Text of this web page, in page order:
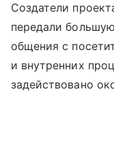
Создатели
передали
общения с
и внутренних
задействовано